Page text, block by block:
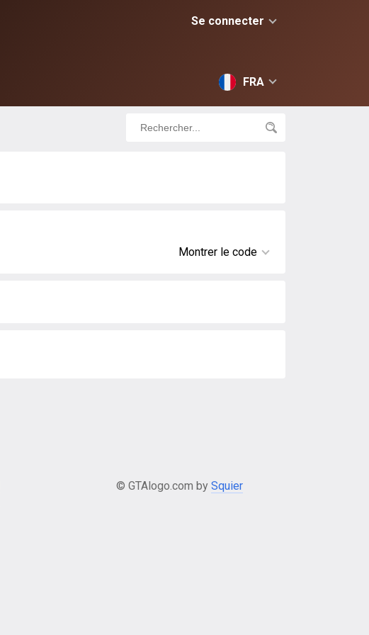
Se connecter
FRA
Montrer le code
© GTAlogo.com by Squier